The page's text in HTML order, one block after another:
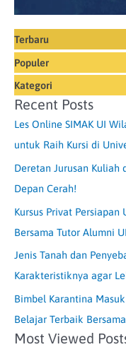
Terbaru
Populer
Kategori
Recent Posts
Les Online SIMAK UI
untuk Raih Kursi di
Deretan Jurusan Kuliah
Depan Cerah!
Kursus Privat Persiapan
Bersama Tutor Alumni
Jenis Tanah dan
Karakteristiknya agar
Bimbel Karantina
Belajar Terbaik
Most Viewed